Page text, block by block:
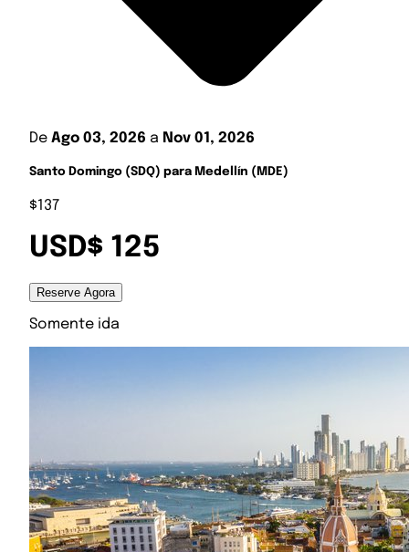
De Ago 03, 2026 a Nov 01, 2026
Santo Domingo (SDQ) para Medellín (MDE)
$137
USD$ 125
Reserve Agora
Somente ida